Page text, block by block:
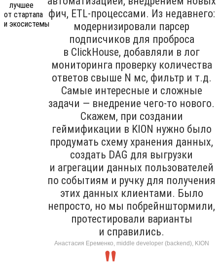
фич, ETL-процессами. Из недавнего:
модернизировали парсер
подписчиков для проброса
в ClickHouse, добавляли в лог
мониторинга проверку количества
ответов свыше N мс, фильтр и т.д.
Самые интересные и сложные
задачи — внедрение чего-то нового.
Скажем, при создании
геймификации в KION нужно было
продумать схему хранения данных,
создать DAG для выгрузки
и агрегации данных пользователей
по событиям и ручку для получения
этих данных клиентами. Было
непросто, но мы побрейнштормили,
протестировали варианты
и справились.
Анастасия Еременко, middle developer (backend), KION